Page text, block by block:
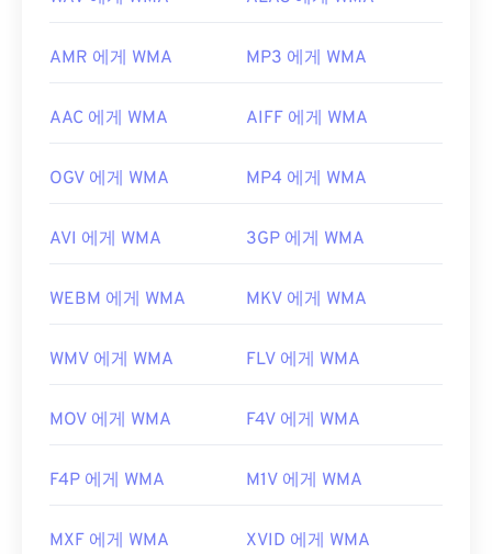
AMR 에게 WMA MP3 에게 WMA
AAC 에게 WMA AIFF 에게 WMA
OGV 에게 WMA MP4 에게 WMA
AVI 에게 WMA 3GP 에게 WMA
WEBM 에게 WMA MKV 에게 WMA
WMV 에게 WMA FLV 에게 WMA
MOV 에게 WMA F4V 에게 WMA
F4P 에게 WMA M1V 에게 WMA
MXF 에게 WMA XVID 에게 WMA